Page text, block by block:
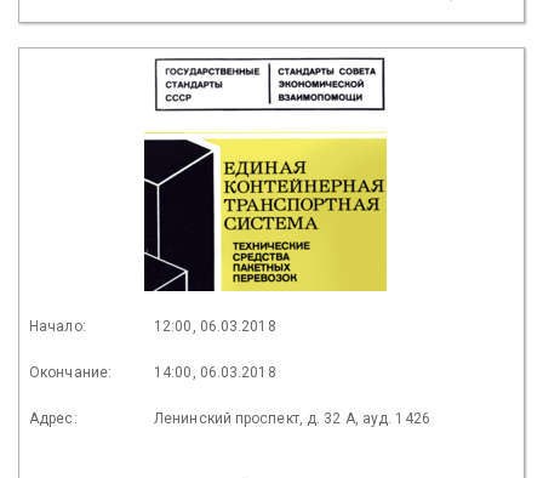
Начало: 12:00, 06.03.2018
Окончание: 14:00, 06.03.2018
Адрес: Ленинский проспект, д. 32 А, ауд. 1426